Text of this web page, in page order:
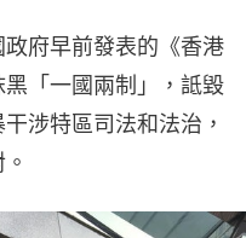
府早前發表的《香港
「一國兩制」，詆毀
涉特區司法和法治，